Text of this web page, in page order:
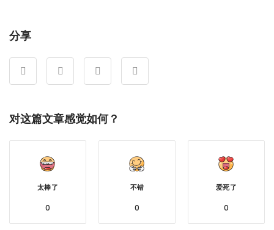
分享
对这篇文章感觉如何？
太棒了
0
不错
0
爱死了
0